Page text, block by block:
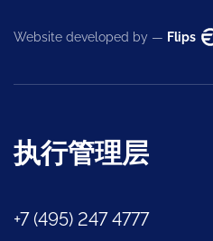
Website developed by — Flips
执行管理层
+7 (495) 247 4777